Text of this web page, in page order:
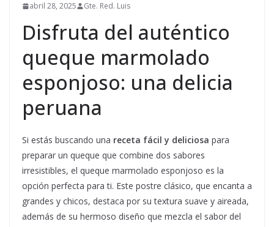
abril 28, 2025 Gte. Red. Luis
Disfruta del auténtico
queque marmolado
esponjoso: una delicia
peruana
Si estás buscando una receta fácil y deliciosa para
preparar un queque que combine dos sabores
irresistibles, el queque marmolado esponjoso es la
opción perfecta para ti. Este postre clásico, que encanta a
grandes y chicos, destaca por su textura suave y aireada,
además de su hermoso diseño que mezcla el sabor del